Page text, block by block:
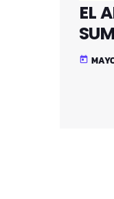
EL
today